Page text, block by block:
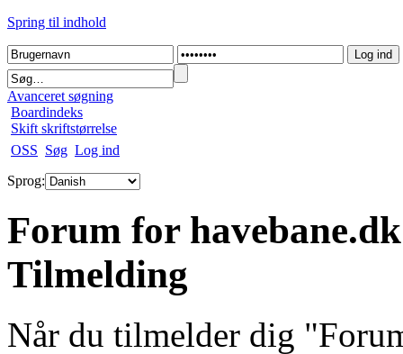
Spring til indhold
Avanceret søgning
Boardindeks
Skift skriftstørrelse
OSS Søg Log ind
Sprog:
Forum for
Tilmelding
Når du tilmelder dig